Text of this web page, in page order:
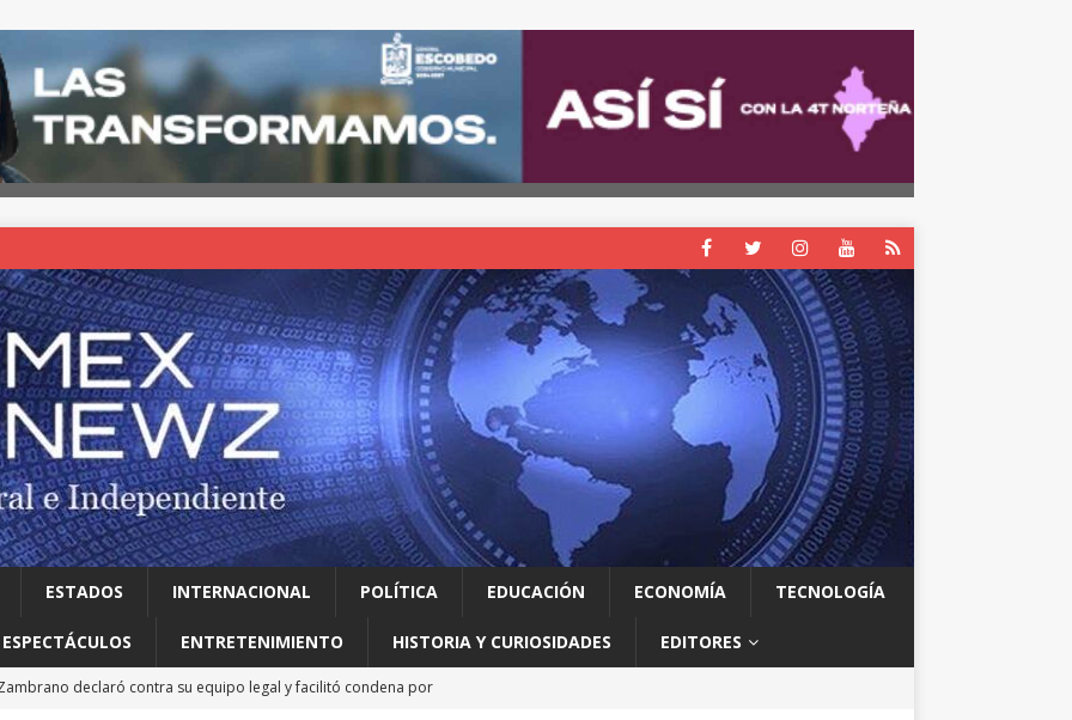
ESTADOS INTERNACIONAL POLÍTICA EDUCACIÓN ECONOMÍA TECNOLOGÍA
ESPECTÁCULOS ENTRETENIMIENTO HISTORIA Y CURIOSIDADES EDITORES
declaró contra su equipo legal y facilitó condena por